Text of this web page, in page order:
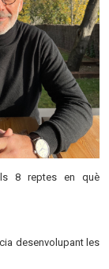
8 reptes en què
desenvolupant les